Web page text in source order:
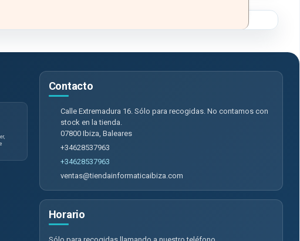
Contacto
Calle Extremadura 16. Sólo para recogidas. No contamos con
stock en la tienda.
07800 Ibiza, Baleares
+34628537963
+34628537963
ventas@tiendainformaticaibiza.com
Horario